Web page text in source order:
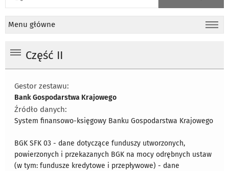
Menu główne
Część II
Gestor zestawu:
Bank Gospodarstwa Krajowego
Źródło danych:
System finansowo-księgowy Banku Gospodarstwa Krajowego
BGK SFK 03 - dane dotyczące funduszy utworzonych,
powierzonych i przekazanych BGK na mocy odrębnych ustaw
(w tym: fundusze kredytowe i przepływowe) - dane